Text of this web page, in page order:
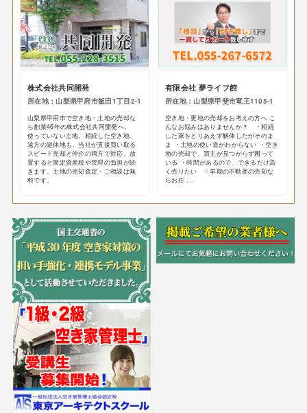
株式会社共同開発
所在地：山梨県甲府市飯田1丁目2-1
山梨県甲府市で空き地・土地の売却な
ら創業46年の株式会社共同開発へ。
使っていない土地、相続した空き地、
遠方の遊休地も、当社が直接買い取る
スピード売却と仲介の両方で対応。放
置すると固定資産税や管理の負担が続
きます。土地の売却査定・ご相談は無
料です。
有限会社 夢ライフ館
所在地：山梨県甲斐市竜王1105-1
空き地・更地の売却をお考えの方へ こ
んなお悩みはありませんか？ ・相続
した家をとりあえず解体したがそのま
ま ・土地の使い道がわからない ・空き
地の売却で、買主が見つからず困って
いる ・時間があるので、できるだけ高
く売りたい ☟ 早期の不動産の売却な
らお任 ...